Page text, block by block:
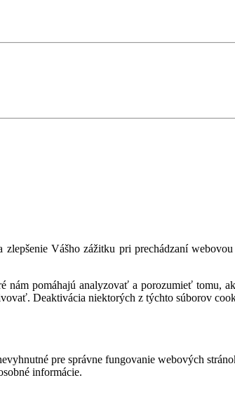
Vášho zážitku pri prechádzaní
nám pomáhajú analyzovať a porozumieť tomu,
Deaktivácia niektorých z týchto súborov
pre správne fungovanie webových
informácie.